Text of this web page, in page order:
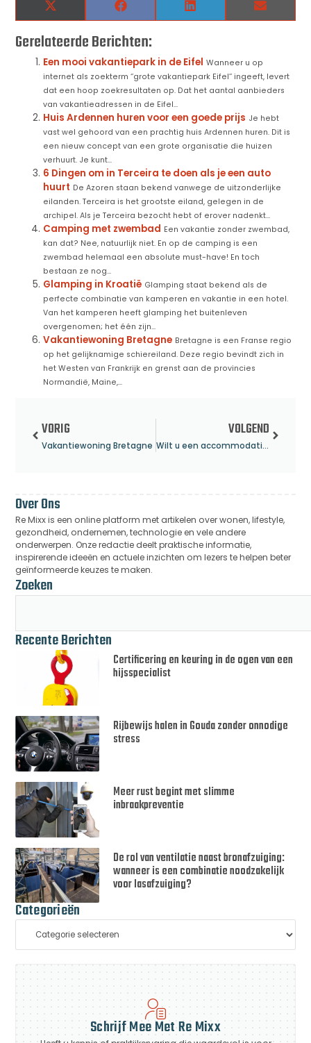
X
(Twitter)
Facebook LinkedIn Email
Gerelateerde Berichten:
Een mooi vakantiepark in de Eifel Wanneer u op
internet als zoekterm ‘’grote vakantiepark Eifel’’ ingeeft, levert
dat een hoop zoekresultaten op. Dat het aantal aanbieders
van vakantieadressen in de Eifel...
Huis Ardennen huren voor een goede prijs Je hebt
vast wel gehoord van een prachtig huis Ardennen huren. Dit is
een nieuw concept van een grote organisatie die huizen
verhuurt. Je kunt...
6 Dingen om in Terceira te doen als je een auto
huurt De Azoren staan bekend vanwege de uitzonderlijke
eilanden. Terceira is het grootste eiland, gelegen in de
archipel. Als je Terceira bezocht hebt of erover nadenkt...
Camping met zwembad Een vakantie zonder zwembad,
kan dat? Nee, natuurlijk niet. En op de camping is een
zwembad helemaal een absolute must-have! En toch
bestaan ze nog...
Glamping in Kroatië Glamping staat bekend als de
perfecte combinatie van kamperen en vakantie in een hotel.
Van het kamperen heeft glamping het buitenleven
overgenomen; het één zijn...
Vakantiewoning Bretagne Bretagne is een Franse regio
op het gelijknamige schiereiland. Deze regio bevindt zich in
het Westen van Frankrijk en grenst aan de provincies
Normandië, Maine,...
VORIG
Vakantiewoning Bretagne
VOLGEND
Wilt u een accommodatie huren aan rivier de Cèze?
Over Ons
Re Mixx is een online platform met artikelen over wonen, lifestyle,
gezondheid, ondernemen, technologie en vele andere
onderwerpen. Onze redactie deelt praktische informatie,
inspirerende ideeën en actuele inzichten om lezers te helpen beter
geïnformeerde keuzes te maken.
Zoeken
Recente Berichten
Certificering en keuring in de ogen van een
hijsspecialist
Rijbewijs halen in Gouda zonder onnodige
stress
Meer rust begint met slimme
inbraakpreventie
De rol van ventilatie naast bronafzuiging:
wanneer is een combinatie noodzakelijk
voor lasafzuiging?
Categorieën
Schrijf Mee Met Re Mixx